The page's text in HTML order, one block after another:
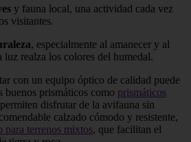
y fauna local, una actividad cada vez
visitantes.
, especialmente al amanecer y al
luz realza los colores del humedal.
con un equipo óptico de calidad puede
buenos prismáticos como prismáticos
permiten disfrutar de la avifauna sin
calzado cómodo y resistente,
para terrenos mixtos, que facilitan el